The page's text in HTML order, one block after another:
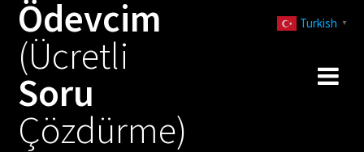
Ödevcim
(Ücretli
Soru
Çözdürme)
Turkish ▼